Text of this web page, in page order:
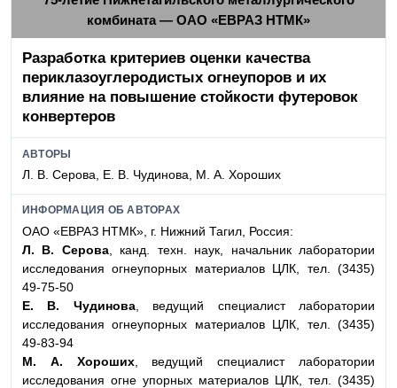
комбината — ОАО «ЕВРАЗ НТМК»
Разработка критериев оценки качества
периклазоуглеродистых огнеупоров и их
влияние на повышение стойкости футеровок
конвертеров
АВТОРЫ
Л. В. Серова, Е. В. Чудинова, М. А. Хороших
ИНФОРМАЦИЯ ОБ АВТОРАХ
ОАО «ЕВРАЗ НТМК», г. Нижний Тагил, Россия:
Л. В. Серова, канд. техн. наук, начальник лаборатории
исследования огнеупорных материалов ЦЛК, тел. (3435)
49-75-50
Е. В. Чудинова, ведущий специалист лаборатории
исследования огнеупорных материалов ЦЛК, тел. (3435)
49-83-94
М. А. Хороших, ведущий специалист лаборатории
исследования огне упорных материалов ЦЛК, тел. (3435)